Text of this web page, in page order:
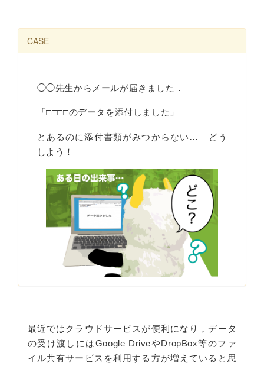
CASE
◯◯先生からメールが届きました．
「□□□□のデータを添付しました」
とあるのに添付書類がみつからない… どう
しよう！
最近ではクラウドサービスが便利になり，データ
の受け渡しにはGoogle DriveやDropBox等のファ
イル共有サービスを利用する方が増えていると思